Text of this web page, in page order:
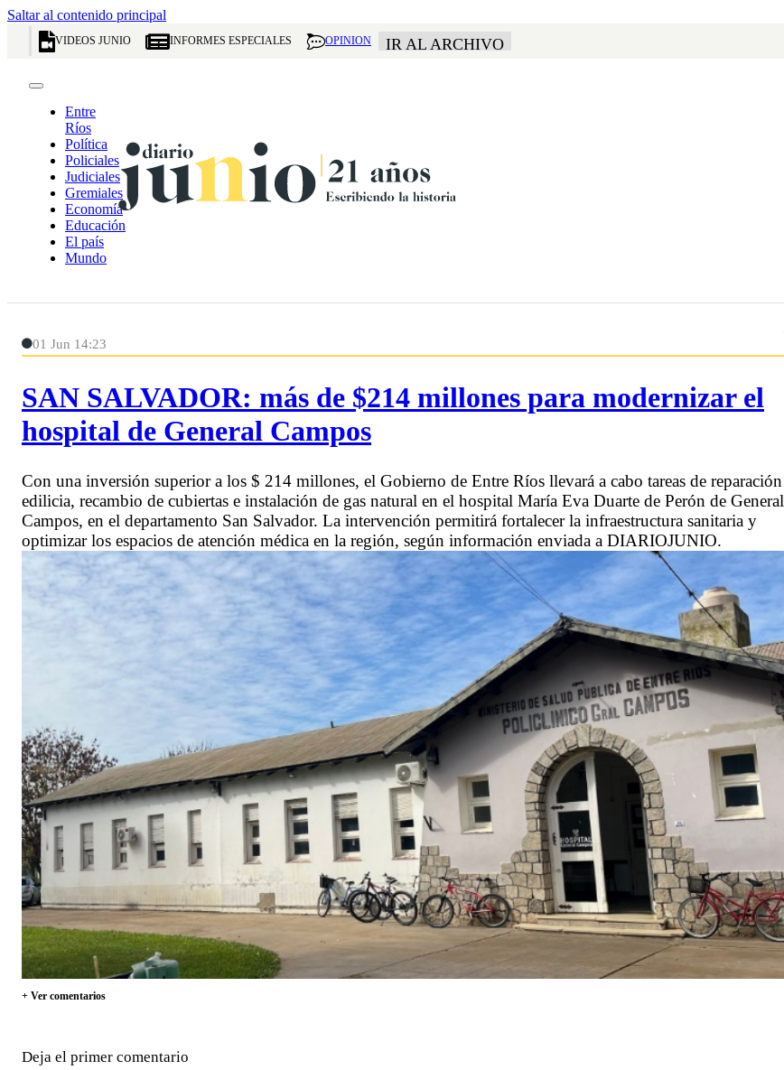
Saltar al contenido principal
VIDEOS JUNIO INFORMES ESPECIALES OPINION IR AL ARCHIVO
Entre
Ríos
Política
Policiales
Judiciales
Gremiales
Economía
Educación
El país
Mundo
01 Jun 14:23
SAN SALVADOR: más de $214 millones para modernizar el
hospital de General Campos
Con una inversión superior a los $ 214 millones, el Gobierno de Entre Ríos llevará a cabo tareas de reparación
edilicia, recambio de cubiertas e instalación de gas natural en el hospital María Eva Duarte de Perón de General
Campos, en el departamento San Salvador. La intervención permitirá fortalecer la infraestructura sanitaria y
optimizar los espacios de atención médica en la región, según información enviada a DIARIOJUNIO.
+ Ver comentarios
Deja el primer comentario